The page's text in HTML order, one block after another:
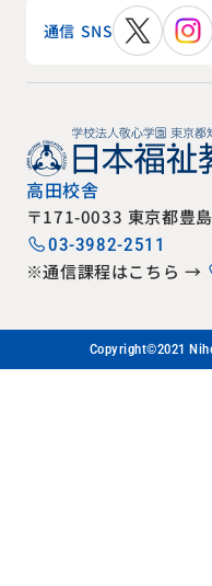
通信 SNS
高田校舎
〒171-0033 東京都豊
03-3982-2511
※通信課程はこちら →
Copyright©2021